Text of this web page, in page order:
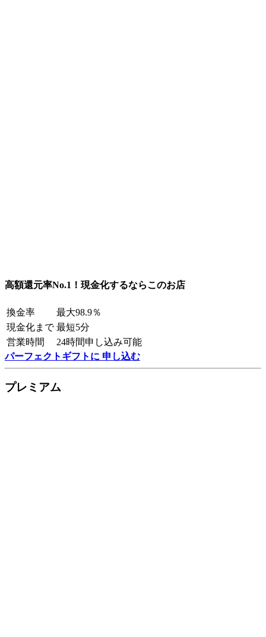
高額還元率No.1！現金化するならこのお店
換金率
最大98.9％
現金化まで 最短5分
営業時間
24時間申し込み可能
パーフェクトギフトに 申し込む
プレミアム